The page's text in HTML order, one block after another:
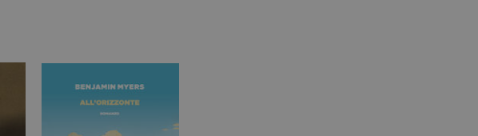
sito e utilizzato per calcolare i dati di visitatori,
e viene utilizzato per contare e tenere traccia
pattern impostato da Google Analytics, in cui
contiene il numero identificativo univoco
a cui si riferisce. È una variazione del cookie _gat che
la quantità di dati registrati da Google su siti Web ad